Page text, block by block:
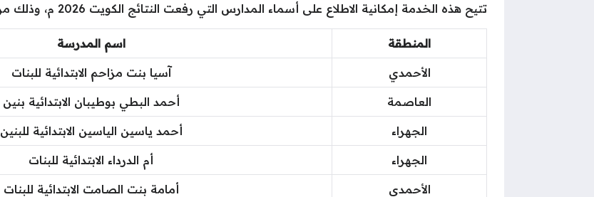
تتيح هذه الخدمة إمكانية الاطلاع على أسماء المدارس التي رفعت النتائج الكويت 2026 م، وذلك من خلال الجدول الآتي:
المنطقة اسم المدرسة
الأحمدي آسيا بنت مزاحم الابتدائية للبنات
العاصمة أحمد البطي بوطيبان الابتدائية بنين
الجهراء أحمد ياسين الياسين الابتدائية للبنين
الجهراء أم الدرداء الابتدائية للبنات
الأحمدي أمامة بنت الصامت الابتدائية للبنات